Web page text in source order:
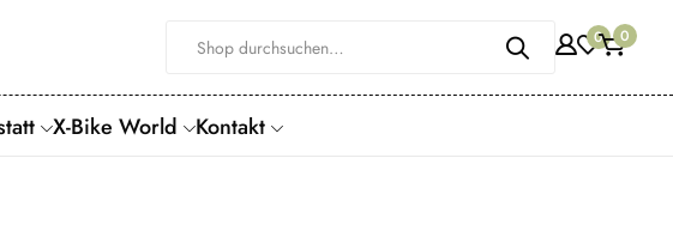
0 0
X-Bike World Kontakt